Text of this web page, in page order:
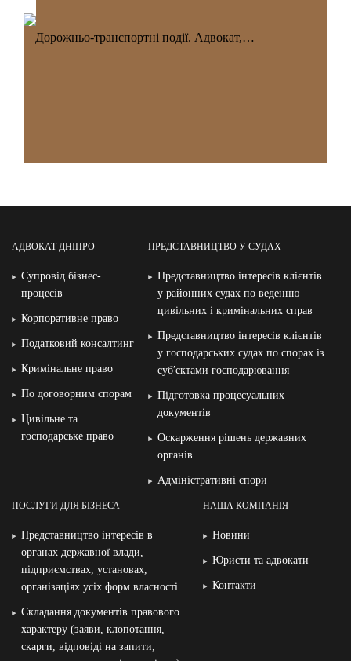
Дорожньо-транспортні події. Адвокат,…
АДВОКАТ ДНІПРО
Супровід бізнес-
процесів
Корпоративне право
Податковий консалтинг
Кримінальне право
По договорним спорам
Цивільне та
господарське право
ПРЕДСТАВНИЦТВО У СУДАХ
Представництво інтересів клієнтів
у районних судах по веденню
цивільних і кримінальних справ
Представництво інтересів клієнтів
у господарських судах по спорах із
суб′єктами господарювання
Підготовка процесуальних
документів
Оскарження рішень державних
органів
Адміністративні спори
ПОСЛУГИ ДЛЯ БІЗНЕСА
Представництво інтересів в
органах державної влади,
підприємствах, установах,
організаціях усіх форм власності
Складання документів правового
характеру (заяви, клопотання,
скарги, відповіді на запити,
НАША КОМПАНІЯ
Новини
Юристи та адвокати
Контакти